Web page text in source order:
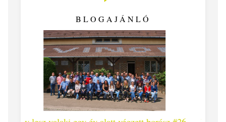
BLOGAJÁNLÓ